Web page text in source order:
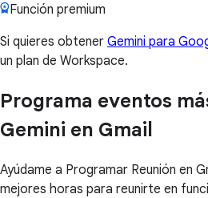
Función premium
Si quieres obtener Gemini para
un plan de Workspace.
Programa eventos
Gemini en Gmail
Ayúdame a Programar Reunión en
mejores horas para reunirte en